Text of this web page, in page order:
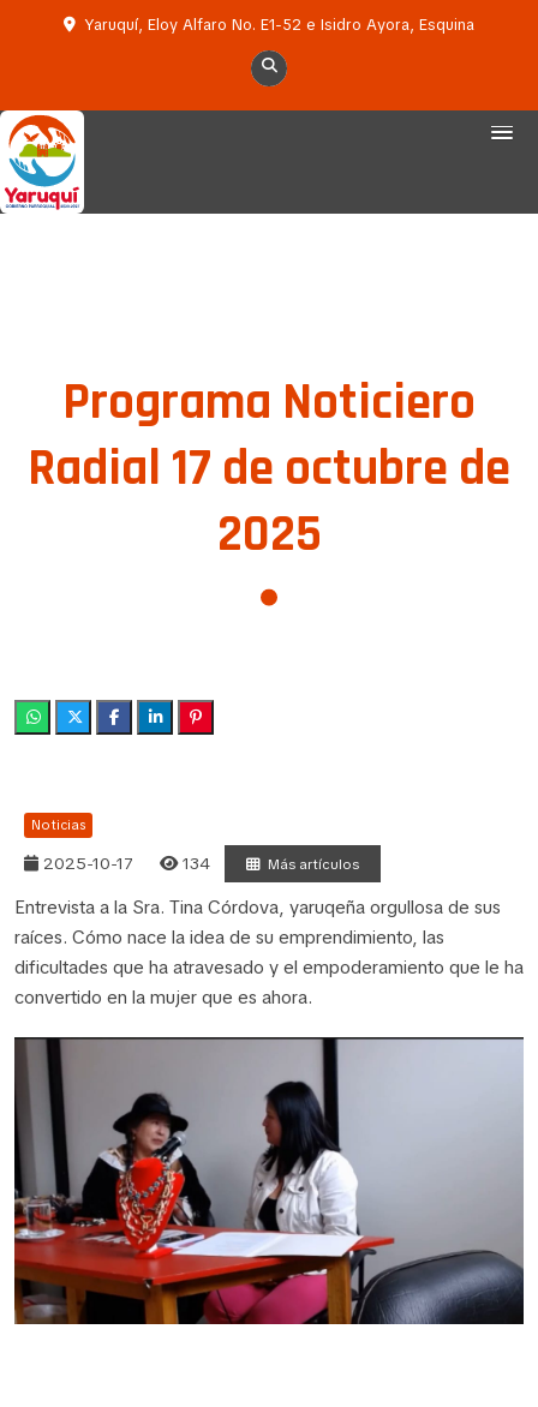
Yaruquí, Eloy Alfaro No. E1-52 e Isidro Ayora, Esquina
Programa Noticiero
Radial 17 de octubre de
2025
Noticias
2025-10-17 134 Más artículos
Entrevista a la Sra. Tina Córdova, yaruqeña orgullosa de sus
raíces. Cómo nace la idea de su emprendimiento, las
dificultades que ha atravesado y el empoderamiento que le ha
convertido en la mujer que es ahora.